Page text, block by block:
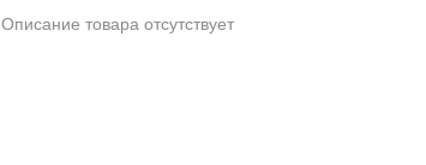
Описание товара отсутствует